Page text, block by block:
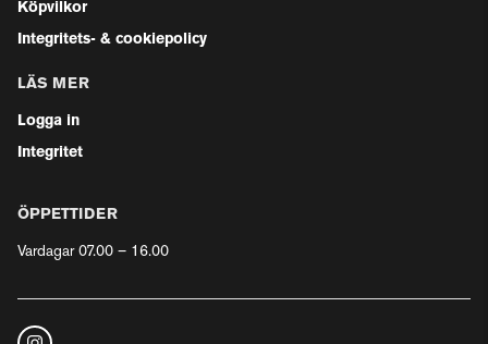
Köpvilkor
Integritets- & cookiepolicy
LÄS MER
Logga in
Integritet
ÖPPETTIDER
Vardagar 07.00 – 16.00